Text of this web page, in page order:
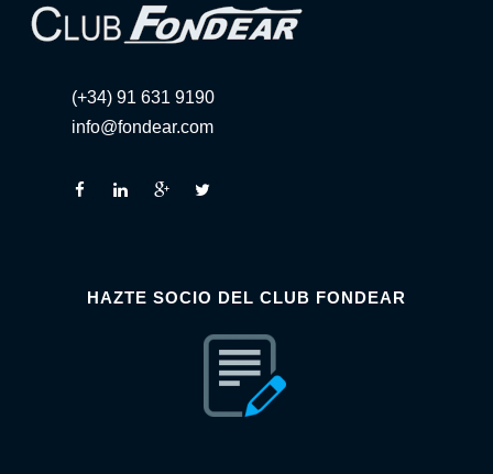
(+34) 91 631 9190
info@fondear.com
HAZTE SOCIO DEL CLUB FONDEAR